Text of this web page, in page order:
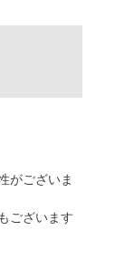
がございま
ございます